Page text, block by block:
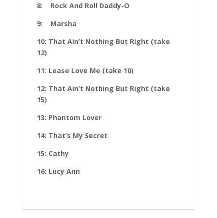
8: Rock And Roll Daddy-O
9: Marsha
10: That Ain’t Nothing But Right (take
12)
11: Lease Love Me (take 10)
12: That Ain’t Nothing But Right (take
15)
13: Phantom Lover
14: That’s My Secret
15: Cathy
16: Lucy Ann